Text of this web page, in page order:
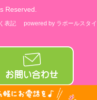
Reserved.
表記
powered by ラポールスタイ